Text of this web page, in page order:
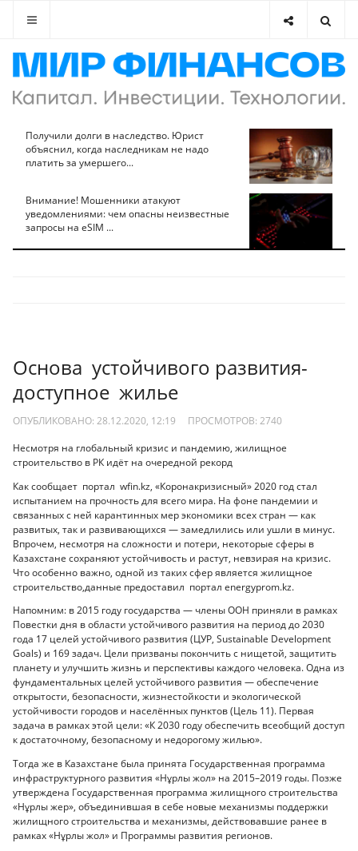
Получили долги в наследство. Юрист
объяснил, когда наследникам не надо
платить за умершего...
Внимание! Мошенники атакуют
уведомлениями: чем опасны неизвестные
запросы на eSIM ...
Основа устойчивого развития-
доступное жилье
ОПУБЛИКОВАНО: 28.12.2020, 12:19 ПРОСМОТРОВ: 2740
Несмотря на глобальный кризис и пандемию, жилищное
строительство в РК идёт на очередной рекорд
Как сообщает портал wfin.kz, «Коронакризисный» 2020 год стал
испытанием на прочность для всего мира. На фоне пандемии и
связанных с ней карантинных мер экономики всех стран — как
развитых, так и развивающихся — замедлились или ушли в минус.
Впрочем, несмотря на сложности и потери, некоторые сферы в
Казахстане сохраняют устойчивость и растут, невзирая на кризис.
Что особенно важно, одной из таких сфер является жилищное
строительство,данные предоставил портал energyprom.kz.
Напомним: в 2015 году государства — члены ООН приняли в рамках
Повестки дня в области устойчивого развития на период до 2030
года 17 целей устойчивого развития (ЦУР, Sustainable Development
Goals) и 169 задач. Цели призваны покончить с нищетой, защитить
планету и улучшить жизнь и перспективы каждого человека. Одна из
фундаментальных целей устойчивого развития — обеспечение
открытости, безопасности, жизнестойкости и экологической
устойчивости городов и населённых пунктов (Цель 11). Первая
задача в рамках этой цели: «К 2030 году обеспечить всеобщий доступ
к достаточному, безопасному и недорогому жилью».
Тогда же в Казахстане была принята Государственная программа
инфраструктурного развития «Нұрлы жол» на 2015–2019 годы. Позже
утверждена Государственная программа жилищного строительства
«Нұрлы жер», объединившая в себе новые механизмы поддержки
жилищного строительства и механизмы, действовавшие ранее в
рамках «Нұрлы жол» и Программы развития регионов.